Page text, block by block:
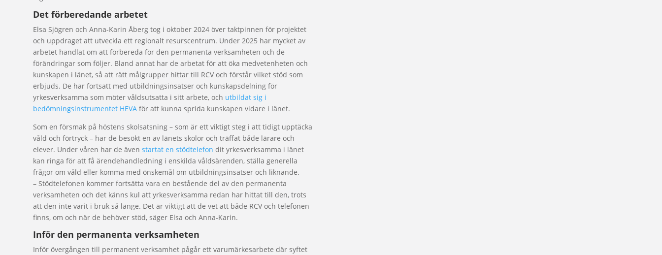
Det förberedande arbetet
Elsa Sjögren och Anna-Karin Åberg tog i oktober 2024 över taktpinnen för projektet
och uppdraget att utveckla ett regionalt resurscentrum. Under 2025 har mycket av
arbetet handlat om att förbereda för den permanenta verksamheten och de
förändringar som följer. Bland annat har de arbetat för att öka medvetenheten och
kunskapen i länet, så att rätt målgrupper hittar till RCV och förstår vilket stöd som
erbjuds. De har fortsatt med utbildningsinsatser och kunskapsdelning för
yrkesverksamma som möter våldsutsatta i sitt arbete, och utbildat sig i
bedömningsinstrumentet HEVA för att kunna sprida kunskapen vidare i länet.
Som en försmak på höstens skolsatsning – som är ett viktigt steg i att tidigt upptäcka
våld och förtryck – har de besökt en av länets skolor och träffat både lärare och
elever. Under våren har de ävenstartat en stödtelefon dit yrkesverksamma i länet
kan ringa för att få ärendehandledning i enskilda våldsärenden, ställa generella
frågor om våld eller komma med önskemål om utbildningsinsatser och liknande.
– Stödtelefonen kommer fortsätta vara en bestående del av den permanenta
verksamheten och det känns kul att yrkesverksamma redan har hittat till den, trots
att den inte varit i bruk så länge. Det är viktigt att de vet att både RCV och telefonen
finns, om och när de behöver stöd, säger Elsa och Anna-Karin.
Inför den permanenta verksamheten
Inför övergången till permanent verksamhet pågår ett varumärkesarbete där syftet